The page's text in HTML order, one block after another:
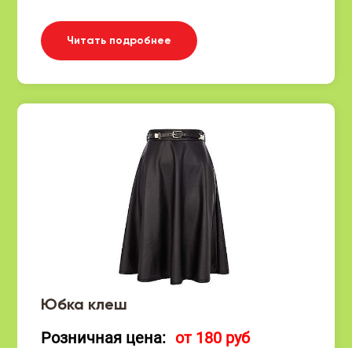
Читать подробнее
Юбка клеш
Розничная цена: от 180 руб